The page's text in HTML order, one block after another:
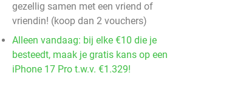
gezellig samen met een vriend of
vriendin! (koop dan 2 vouchers)
Alleen vandaag: bij elke €10 die je
besteedt, maak je gratis kans op een
iPhone 17 Pro t.w.v. €1.329!